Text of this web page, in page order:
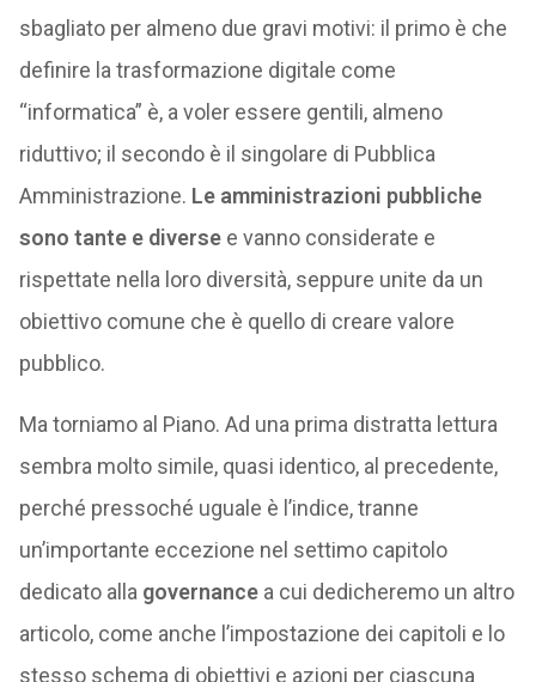
sbagliato per almeno due gravi motivi: il primo è che
definire la trasformazione digitale come
“informatica” è, a voler essere gentili, almeno
riduttivo; il secondo è il singolare di Pubblica
Amministrazione. Le amministrazioni pubbliche
sono tante e diversee vanno considerate e
rispettate nella loro diversità, seppure unite da un
obiettivo comune che è quello di creare valore
pubblico.
Ma torniamo al Piano. Ad una prima distratta lettura
sembra molto simile, quasi identico, al precedente,
perché pressoché uguale è l’indice, tranne
un’importante eccezione nel settimo capitolo
dedicato alla governancea cui dedicheremo un altro
articolo, come anche l’impostazione dei capitoli e lo
stesso schema di obiettivi e azioni per ciascuna